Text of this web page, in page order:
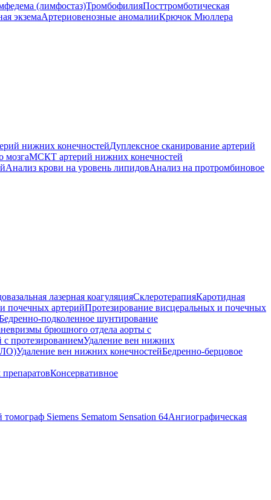
(лимфостаз)ТромбофилияПосттромботическая
экземаАртериовенозные аномалииКрючок Мюллера
нижних конечностейДуплексное сканирование артерий
мозгаМСКТ артерий нижних конечностей
Анализ крови на уровень липидовАнализ на протромбиновое
лазерная коагуляцияСклеротерапияКаротидная
почечных артерийПротезирование висцеральных и почечных
подколенное шунтирование
брюшного отдела аорты с
протезированиемУдаление вен нижних
Удаление вен нижних конечностейБедренно-берцовое
Консервативное
Siemens Sematom Sensation 64Ангиографическая